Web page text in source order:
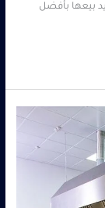
بيعها بأفضل